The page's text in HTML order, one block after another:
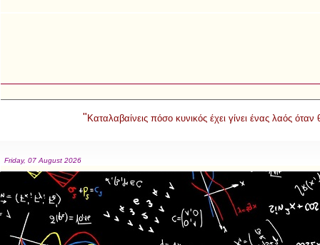
" Καταλαβαίνεις πόσο κυνικός έχει γίνει ένας λαός
Friday, 07 August 2026